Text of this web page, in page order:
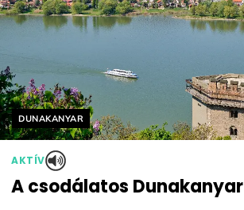
Helyszín címkék:
DUNAKANYAR
AKTÍV
A csodálatos Dunakanyar